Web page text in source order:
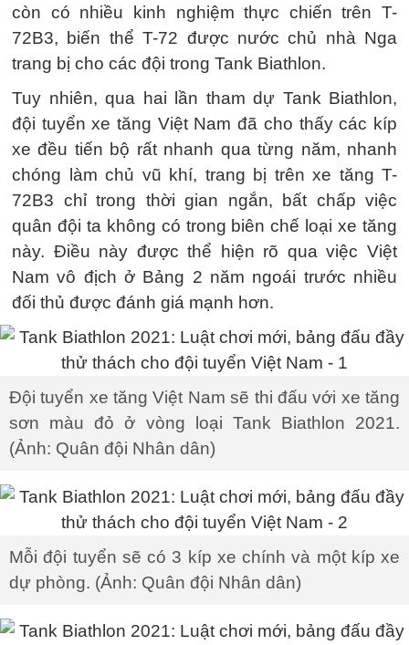
còn có nhiều kinh nghiệm thực chiến trên T-
72B3, biến thể T-72 được nước chủ nhà Nga
trang bị cho các đội trong Tank Biathlon.
Tuy nhiên, qua hai lần tham dự Tank Biathlon,
đội tuyển xe tăng Việt Nam đã cho thấy các kíp
xe đều tiến bộ rất nhanh qua từng năm, nhanh
chóng làm chủ vũ khí, trang bị trên xe tăng T-
72B3 chỉ trong thời gian ngắn, bất chấp việc
quân đội ta không có trong biên chế loại xe tăng
này. Điều này được thể hiện rõ qua việc Việt
Nam vô địch ở Bảng 2 năm ngoái trước nhiều
đối thủ được đánh giá mạnh hơn.
Đội tuyển xe tăng Việt Nam sẽ thi đấu với xe tăng
sơn màu đỏ ở vòng loại Tank Biathlon 2021.
(Ảnh: Quân đội Nhân dân)
Mỗi đội tuyển sẽ có 3 kíp xe chính và một kíp xe
dự phòng. (Ảnh: Quân đội Nhân dân)